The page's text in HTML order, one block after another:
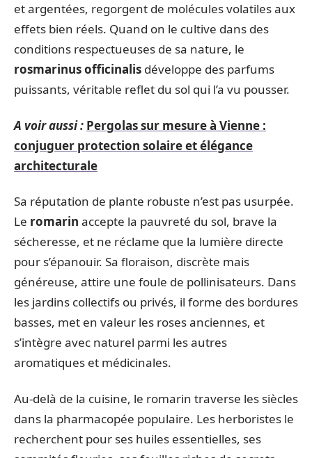
et argentées, regorgent de molécules volatiles aux
effets bien réels. Quand on le cultive dans des
conditions respectueuses de sa nature, le
rosmarinus officinalis développe des parfums
puissants, véritable reflet du sol qui l’a vu pousser.
A voir aussi : Pergolas sur mesure à Vienne :
conjuguer protection solaire et élégance
architecturale
Sa réputation de plante robuste n’est pas usurpée.
Le romarin accepte la pauvreté du sol, brave la
sécheresse, et ne réclame que la lumière directe
pour s’épanouir. Sa floraison, discrète mais
généreuse, attire une foule de pollinisateurs. Dans
les jardins collectifs ou privés, il forme des bordures
basses, met en valeur les roses anciennes, et
s’intègre avec naturel parmi les autres
aromatiques et médicinales.
Au-delà de la cuisine, le romarin traverse les siècles
dans la pharmacopée populaire. Les herboristes le
recherchent pour ses huiles essentielles, ses